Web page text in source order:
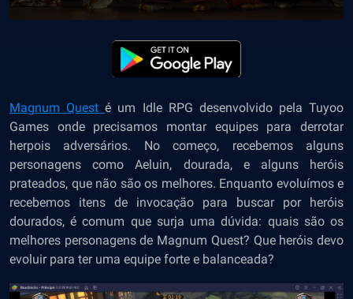
Magnum Questé um Idle RPG desenvolvido pela Tuyoo
Games onde precisamos montar equipes para derrotar
herpois adversários. No começo, recebemos alguns
personagens como Aeluin, dourada, e alguns heróis
prateados, que não são os melhores. Enquanto evoluímos e
recebemos itens de invocação para buscar por heróis
dourados, é comum que surja uma dúvida: quais são os
melhores personagens de Magnum Quest? Que heróis devo
evoluir para ter uma equipe forte e balanceada?